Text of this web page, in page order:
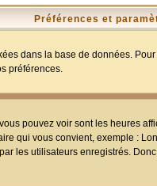
Préférences et
dans la base de données.
préférences.
pouvez voir sont les heures
qui vous convient, exemple :
les utilisateurs enregistrés.